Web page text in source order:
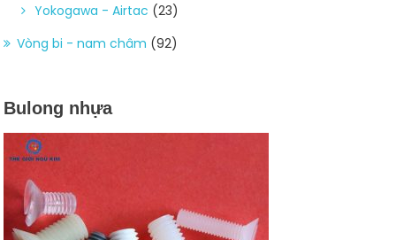
Yokogawa - Airtac (23)
Vòng bi - nam châm (92)
Bulong nhựa